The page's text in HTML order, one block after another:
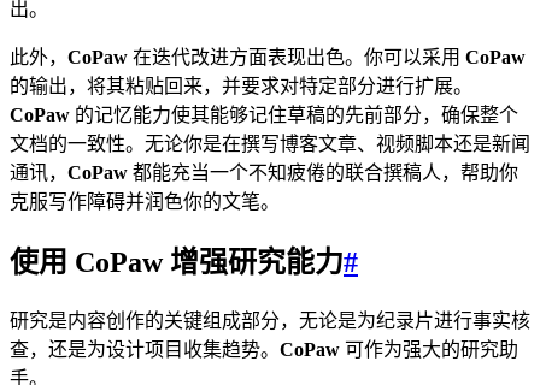
出。
此外， CoPaw 在迭代改进方面表现出色。你可以采用 CoPaw
的输出，将其粘贴回来，并要求对特定部分进行扩展。
CoPaw 的记忆能力使其能够记住草稿的先前部分，确保整个
文档的一致性。无论你是在撰写博客文章、视频脚本还是新闻
通讯， CoPaw 都能充当一个不知疲倦的联合撰稿人，帮助你
克服写作障碍并润色你的文笔。
使用 CoPaw 增强研究能力#
研究是内容创作的关键组成部分，无论是为纪录片进行事实核
查，还是为设计项目收集趋势。 CoPaw 可作为强大的研究助
手。